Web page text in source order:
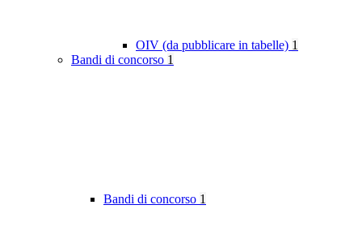
OIV (da pubblicare in tabelle) 1
Bandi di concorso 1
Bandi di concorso 1